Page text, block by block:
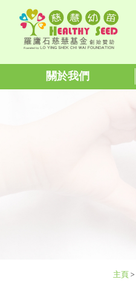
關於我們
主頁>